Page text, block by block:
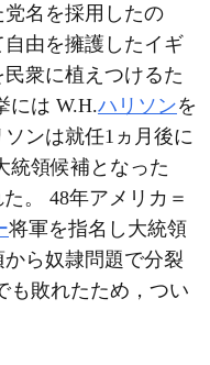
名を採用したの
由を擁護したイギ
衆に植えつけるた
には W.H.ハリソンを
ンは就任1ヵ月後に
統領候補となった
。 48年アメリカ＝
将軍を指名し大統領
ら奴隷問題で分裂
も敗れたため，つい